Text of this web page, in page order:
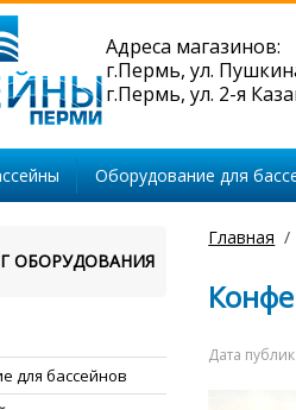
Адреса магазинов:
г.Пермь, ул.
г.Пермь, ул. 2-я
Оборудование для
Главная
Дата
ОБОРУДОВАНИЯ
для бассейнов